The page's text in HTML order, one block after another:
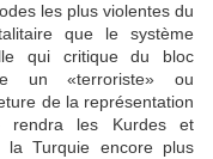
les plus violentes du
que le système
qui critique du bloc
un «terroriste» ou
de la représentation
rendra les Kurdes et
la Turquie encore plus